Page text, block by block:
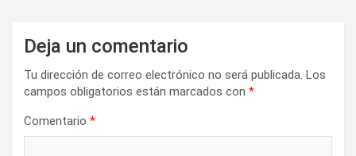
Deja un comentario
Tu dirección de correo electrónico no será publicada. Los
campos obligatorios están marcados con *
Comentario *